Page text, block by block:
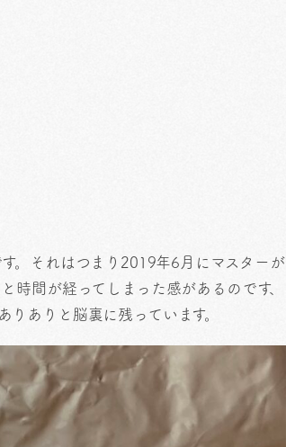
。それはつまり2019年6月にマスターが
時間が経ってしまった感があるのです、
ありと脳裏に残っています。